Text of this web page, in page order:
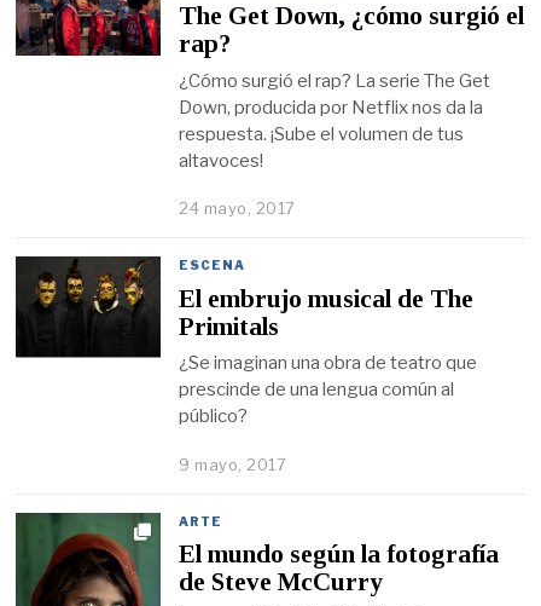
The Get Down, ¿cómo surgió el
rap?
¿Cómo surgió el rap? La serie The Get
Down, producida por Netflix nos da la
respuesta. ¡Sube el volumen de tus
altavoces!
24 mayo, 2017
ESCENA
El embrujo musical de The
Primitals
¿Se imaginan una obra de teatro que
prescinde de una lengua común al
público?
9 mayo, 2017
ARTE
El mundo según la fotografía
de Steve McCurry